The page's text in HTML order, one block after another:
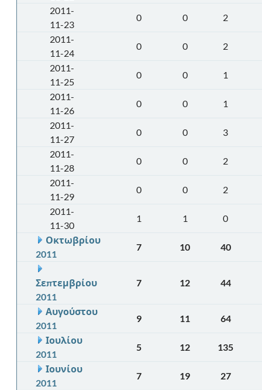
2011-
11-23
0 0
2
2011-
11-24
0 0
2
2011-
11-25
0 0
1
2011-
11-26
0 0
1
2011-
11-27
0 0
3
2011-
11-28
0 0
2
2011-
11-29
0 0
2
2011-
11-30
1 1
0
Οκτωβρίου
2011
7 10 40
Σεπτεμβρίου
2011
7 12 44
Αυγούστου
2011
9 11
64
Ιουλίου
2011
5 12
135
Ιουνίου
2011
7 19 27